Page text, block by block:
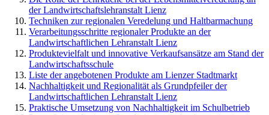
der Landwirtschaftslehranstalt Lienz
Techniken zur regionalen Veredelung und Haltbarmachung
Verarbeitungsschritte regionaler Produkte an der
Landwirtschaftlichen Lehranstalt Lienz
Produktevielfalt und innovative Verkaufsansätze am Stand der
Landwirtschaftsschule
Liste der angebotenen Produkte am Lienzer Stadtmarkt
Nachhaltigkeit und Regionalität als Grundpfeiler der
Landwirtschaftlichen Lehranstalt Lienz
Praktische Umsetzung von Nachhaltigkeit im Schulbetrieb